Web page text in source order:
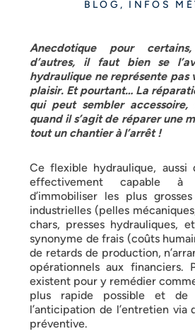
BLOG , INFOS
Anecdotique pour
d’autres, il faut bien se
hydraulique ne représente pas
plaisir. Et pourtant… La
qui peut sembler accessoire,
quand il s’agit de réparer une
tout un chantier à l’arrêt !
Ce flexible hydraulique,
effectivement capable
d’immobiliser les plus
industrielles (pelles
chars, presses hydrauliques,
synonyme de frais (coûts
de retards de production,
opérationnels aux financiers.
existent pour y remédier
plus rapide possible et de
l’anticipation de l’entretien via
préventive.